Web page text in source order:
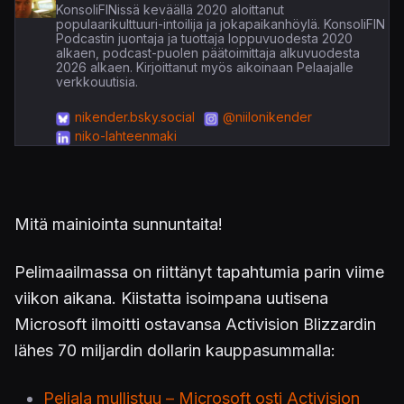
KonsoliFINissä keväällä 2020 aloittanut
populaarikulttuuri-intoilija ja jokapaikanhöylä. KonsoliFIN
Podcastin juontaja ja tuottaja loppuvuodesta 2020
alkaen, podcast-puolen päätoimittaja alkuvuodesta
2026 alkaen. Kirjoittanut myös aikoinaan Pelaajalle
verkkouutisia.
nikender.bsky.social
@niilonikender
niko-lahteenmaki
Mitä mainiointa sunnuntaita!
Pelimaailmassa on riittänyt tapahtumia parin viime
viikon aikana. Kiistatta isoimpana uutisena
Microsoft ilmoitti ostavansa Activision Blizzardin
lähes 70 miljardin dollarin kauppasummalla:
Peliala mullistuu – Microsoft osti Activision